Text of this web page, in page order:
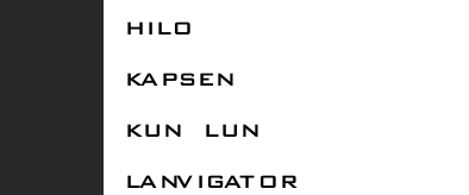
HILO
KAPSEN
KUN LUN
LANVIGATOR